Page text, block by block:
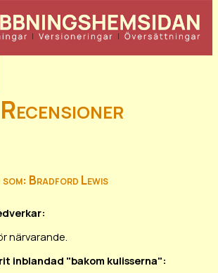
Recensioner
Bradford Lewis
närvarande.
inblandad "bakom kulisserna":